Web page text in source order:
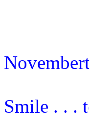
Smile . . .